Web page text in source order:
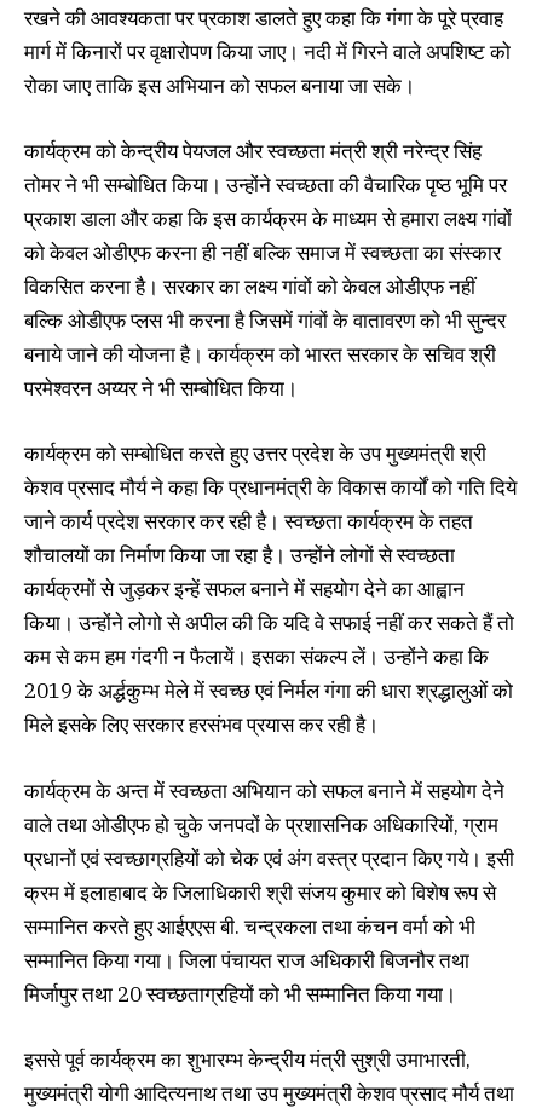
रखने की आवश्यकता पर प्रकाश डालते हुए कहा कि गंगा के पूरे प्रवाह
मार्ग में किनारों पर वृक्षारोपण किया जाए। नदी में गिरने वाले अपशिष्ट को
रोका जाए ताकि इस अभियान को सफल बनाया जा सके।
कार्यक्रम को केन्द्रीय पेयजल और स्वच्छता मंत्री श्री नरेन्द्र सिंह
तोमर ने भी सम्बोधित किया। उन्होंने स्वच्छता की वैचारिक पृष्ठ भूमि पर
प्रकाश डाला और कहा कि इस कार्यक्रम के माध्यम से हमारा लक्ष्य गांवों
को केवल ओडीएफ करना ही नहीं बल्कि समाज में स्वच्छता का संस्कार
विकसित करना है। सरकार का लक्ष्य गांवों को केवल ओडीएफ नहीं
बल्कि ओडीएफ प्लस भी करना है जिसमें गांवों के वातावरण को भी सुन्दर
बनाये जाने की योजना है। कार्यक्रम को भारत सरकार के सचिव श्री
परमेश्वरन अय्यर ने भी सम्बोधित किया।
कार्यक्रम को सम्बोधित करते हुए उत्तर प्रदेश के उप मुख्यमंत्री श्री
केशव प्रसाद मौर्य ने कहा कि प्रधानमंत्री के विकास कार्यों को गति दिये
जाने कार्य प्रदेश सरकार कर रही है। स्वच्छता कार्यक्रम के तहत
शौचालयों का निर्माण किया जा रहा है। उन्होंने लोगों से स्वच्छता
कार्यक्रमों से जुड़कर इन्हें सफल बनाने में सहयोग देने का आह्वान
किया। उन्होंने लोगो से अपील की कि यदि वे सफाई नहीं कर सकते हैं तो
कम से कम हम गंदगी न फैलायें। इसका संकल्प लें। उन्होंने कहा कि
2019 के अर्द्धकुम्भ मेले में स्वच्छ एवं निर्मल गंगा की धारा श्रद्धालुओं को
मिले इसके लिए सरकार हरसंभव प्रयास कर रही है।
कार्यक्रम के अन्त में स्वच्छता अभियान को सफल बनाने में सहयोग देने
वाले तथा ओडीएफ हो चुके जनपदों के प्रशासनिक अधिकारियों, ग्राम
प्रधानों एवं स्वच्छाग्रहियों को चेक एवं अंग वस्त्र प्रदान किए गये। इसी
क्रम में इलाहाबाद के जिलाधिकारी श्री संजय कुमार को विशेष रूप से
सम्मानित करते हुए आईएएस बी. चन्द्रकला तथा कंचन वर्मा को भी
सम्मानित किया गया। जिला पंचायत राज अधिकारी बिजनौर तथा
मिर्जापुर तथा 20 स्वच्छताग्रहियों को भी सम्मानित किया गया।
इससे पूर्व कार्यक्रम का शुभारम्भ केन्द्रीय मंत्री सुश्री उमाभारती,
मुख्यमंत्री योगी आदित्यनाथ तथा उप मुख्यमंत्री केशव प्रसाद मौर्य तथा